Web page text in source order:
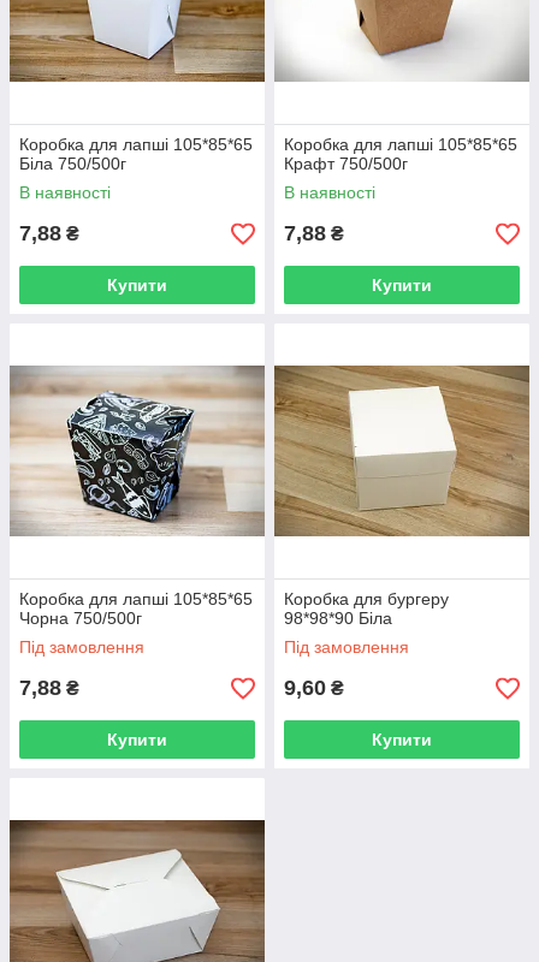
Коробка для лапші 105*85*65
Біла 750/500г
В наявності
7,88 ₴
Купити
Коробка для лапші 105*85*65
Крафт 750/500г
В наявності
7,88 ₴
Купити
Коробка для лапші 105*85*65
Чорна 750/500г
Під замовлення
7,88 ₴
Купити
Коробка для бургеру
98*98*90 Біла
Під замовлення
9,60 ₴
Купити